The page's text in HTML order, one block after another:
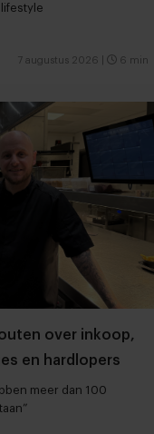
7 augustus 2026 6 min
over inkoop,
en hardlopers
meer dan 100